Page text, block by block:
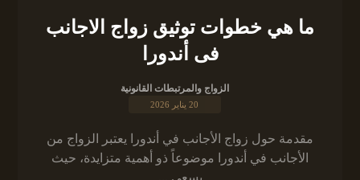
ما هي خطوات توثيق زواج الاجانب
فى أندورا
الزواج والمرتبطات القانونية
20 يناير 2026
مقدمة حول زواج الأجانب في أندورا يعتبر الزواج من
الأجانب في أندورا موضوعاً ذو أهمية متزايدة، حيث
يسعى ...